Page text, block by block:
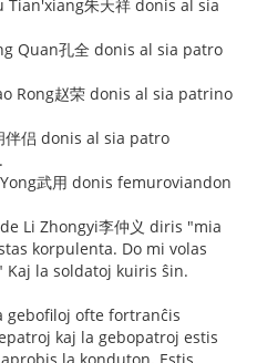
Tian'xiang朱天祥 donis al sia
Quan孔全 donis al sia patro
Rong赵荣 donis al sia patrino
伴侣 donis al sia patro
武用 donis femuroviandon
Li Zhongyi李仲义 diris "mia
korpulenta. Do mi volas
la soldatoj kuiris ŝin.
gebofiloj ofte fortranĉis
kaj la gebopatroj estis